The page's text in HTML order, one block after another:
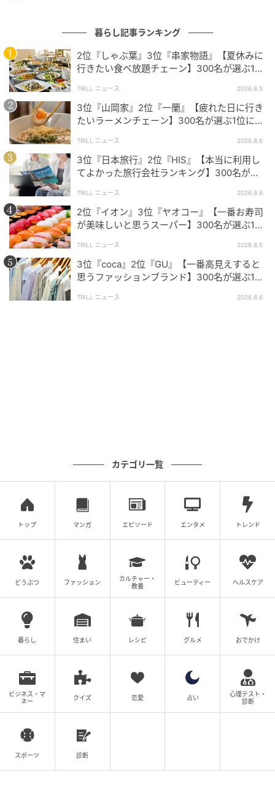
らの絶賛コメントが見られました。たっぷり新鮮な野
菜がバーガーに入っているだけでなく、注文後に作る
スタイルによる出来立て感や、厳選した産地からの仕
入れに惹かれる方も多数です。野菜を軸に選ぶなら外
せない、という声が多数届きました。特に、全国の協
力農家から仕入れる国産生野菜への徹底したこだわり
と、仕込み段階で冷水にさらして食感を際立たせる丁
寧な手仕事が、246名という驚異的な支持を生んだ最
大の要因となりました。
野菜のシャキッとした食感やみずみずしさがしっかり感じられ
て、素材の良さを実感できるからです。注文後に作るスタイル
で提供されるため、出来立てで野菜の鮮度も保たれている印象
があるからです。全体的に優しい味付けで野菜の存在感が活き
ていて、他チェーンとは違う満足感があるからです。（29歳/
女性）
生野菜は全国から仕入れる国産中心で、シャキシャキ感・カッ
集める結果となりました。鮮度・食感・見た目・安心
感のすべてにおいて支持を得ているようです。マクド
ナルドやフレッシュネスバーガーも、工夫や徹底した
管理でそれぞれ野菜へのこだわりを評価されていま
す。ハンバーガー選びの際は、ぜひ野菜の「フレッシ
ュさ」にも注目してみてはいかがでしょうか。
調査方法：インターネットサービスによる任意回答
（自由回答式）
調査実施日：2026年4月19日
調査対象：全国10代〜60代の男女
有効回答数：300名
※記事内の情報は執筆時点の内容です。
※本記事は自社で募集したアンケートの回答結果をも
暮らし記事ランキング
2位『しゃぶ葉』3位『串家物語』【夏休みに
行きたい食べ放題チェーン】300名が選ぶ1位
TRILL ニュース 2026.8.5
3位『山岡家』2位『一蘭』【疲れた日に行き
たいラーメンチェーン】300名が選ぶ1位に
る」
TRILL ニュース 2026.8.6
3位『日本旅行』2位『HIS』【本当に利用し
てよかった旅行会社ランキング】300名が選
TRILL ニュース 2026.8.6
2位『イオン』3位『ヤオコー』【一番お寿司
が美味しいと思うスーパー】300名が選ぶ1位
TRILL ニュース 2026.8.5
3位『coca』2位『GU』【一番高見えすると
思うファッションブランド】300名が選ぶ1位
麗」
TRILL ニュース 2026.8.6
カテゴリ一覧
トップ マンガ エピソード エンタメ トレンド
どうぶつ ファッション
カルチャー・
教養
ビューティー ヘルスケア
暮らし 住まい レシピ グルメ おでかけ
ビジネス・マ
ネー
クイズ 恋愛 占い
心理テスト・
診断
スポーツ 診断